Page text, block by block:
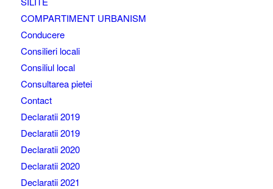
COMPARTIMENT URBANISM
Conducere
Consilieri locali
Consiliul local
Consultarea pietei
Contact
Declaratii 2019
Declaratii 2019
Declaratii 2020
Declaratii 2020
Declaratii 2021